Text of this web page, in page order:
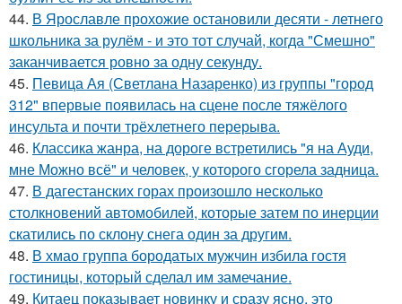
44. В Ярославле прохожие остановили десяти - летнего
школьника за рулём - и это тот случай, когда "Смешно"
заканчивается ровно за одну секунду.
45. Певица Ая (Светлана Назаренко) из группы "город
312" впервые появилась на сцене после тяжёлого
инсульта и почти трёхлетнего перерыва.
46. Классика жанра, на дороге встретились "я на Ауди,
мне Можно всё" и человек, у которого сгорела задница.
47. В дагестанских горах произошло несколько
столкновений автомобилей, которые затем по инерции
скатились по склону снега один за другим.
48. В хмао группа бородатых мужчин избила гостя
гостиницы, который сделал им замечание.
49. Китаец показывает новинку и сразу ясно, это